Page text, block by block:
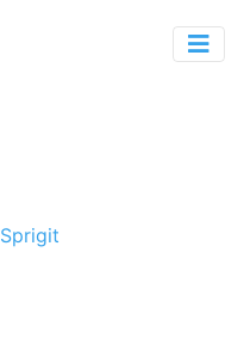
Sprigit